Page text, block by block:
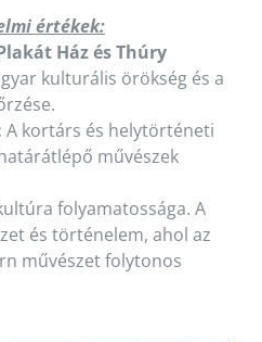
értékek:
Ház és Thúry
kulturális örökség és a
A kortárs és helytörténeti
művészek
folyamatossága. A
és történelem, ahol az
művészet folytonos